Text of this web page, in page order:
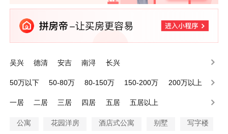
吴兴 德清 安吉 南浔 长兴
50万以下 50-80万 80-150万 150-200万 200万以上
一居 二居 三居 四居 五居 五居以上
公寓 花园洋房 酒店式公寓 别墅 写字楼